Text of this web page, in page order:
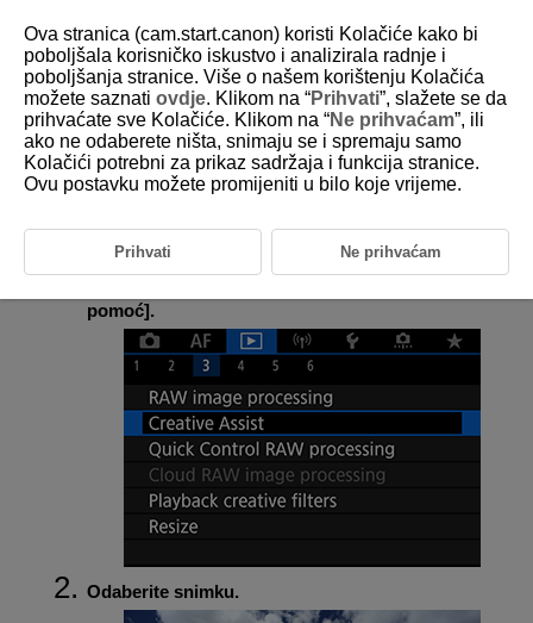
D180-153
Kreativna pomoć
pomoć].
Odaberite snimku.
Ova stranica (cam.start.canon) koristi Kolačiće kako bi
poboljšala korisničko iskustvo i analizirala radnje i
poboljšanja stranice. Više o našem korištenju Kolačića
možete saznati ovdje. Klikom na “Prihvati”, slažete se da
prihvaćate sve Kolačiće. Klikom na “Ne prihvaćam”, ili
ako ne odaberete ništa, snimaju se i spremaju samo
Kolačići potrebni za prikaz sadržaja i funkcija stranice.
Ovu postavku možete promijeniti u bilo koje vrijeme.
Prihvati Ne prihvaćam